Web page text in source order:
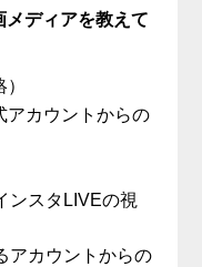
ディアを教えて
アカウントからの
ンスタLIVEの視
アカウントからの